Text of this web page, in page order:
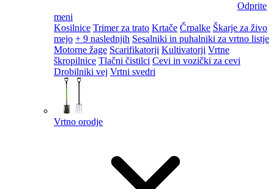
Odprite
meni
Kosilnice Trimer za trato Krtače Črpalke Škarje za živo
mejo + 9 naslednjih Sesalniki in puhalniki za vrtno listje
Motorne žage Scarifikatorji Kultivatorji Vrtne
škropilnice Tlačni čistilci Cevi in vozički za cevi
Drobilniki vej Vrtni svedri
Vrtno orodje